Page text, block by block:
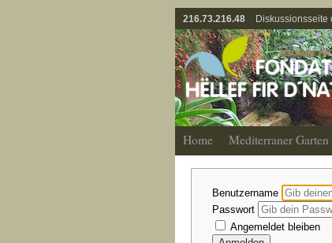
216.73.216.48 Diskussionsseite
Home Mediterraner Garten
Benutzername
Passwort
Angemeldet bleiben